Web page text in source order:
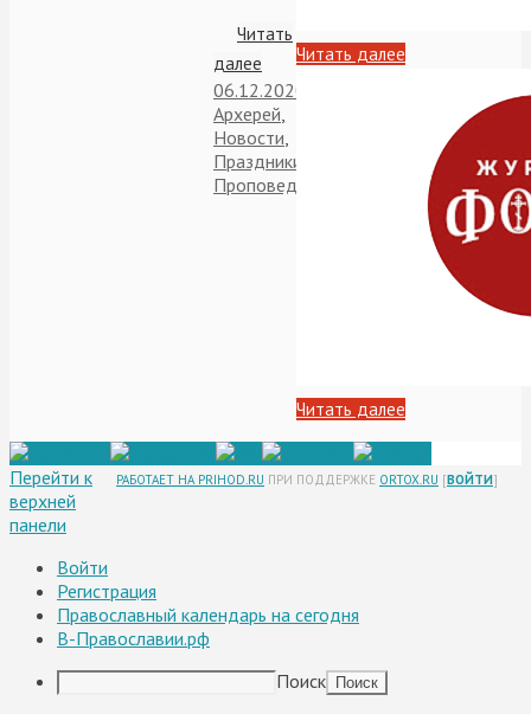
Читать
далее
06.12.2020
Архерей,
Новости,
Праздники
Проповеди
Читать далее
Читать далее
РАБОТАЕТ НА PRIHOD.RU ПРИ ПОДДЕРЖКЕ ORTOX.RU [ВОЙТИ]
Перейти к
верхней
панели
Войти
Регистрация
Православный календарь на сегодня
В-Православии.рф
Поиск